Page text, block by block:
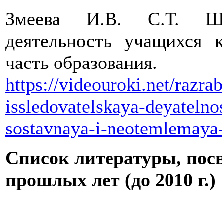
Змеева И.В. С.Т.
деятельность учащихся
часть образования.
https://videouroki.net/
issledovatelskaya-
sostavnaya-i-
Список литературы,
прошлых лет (до 2010 г.)